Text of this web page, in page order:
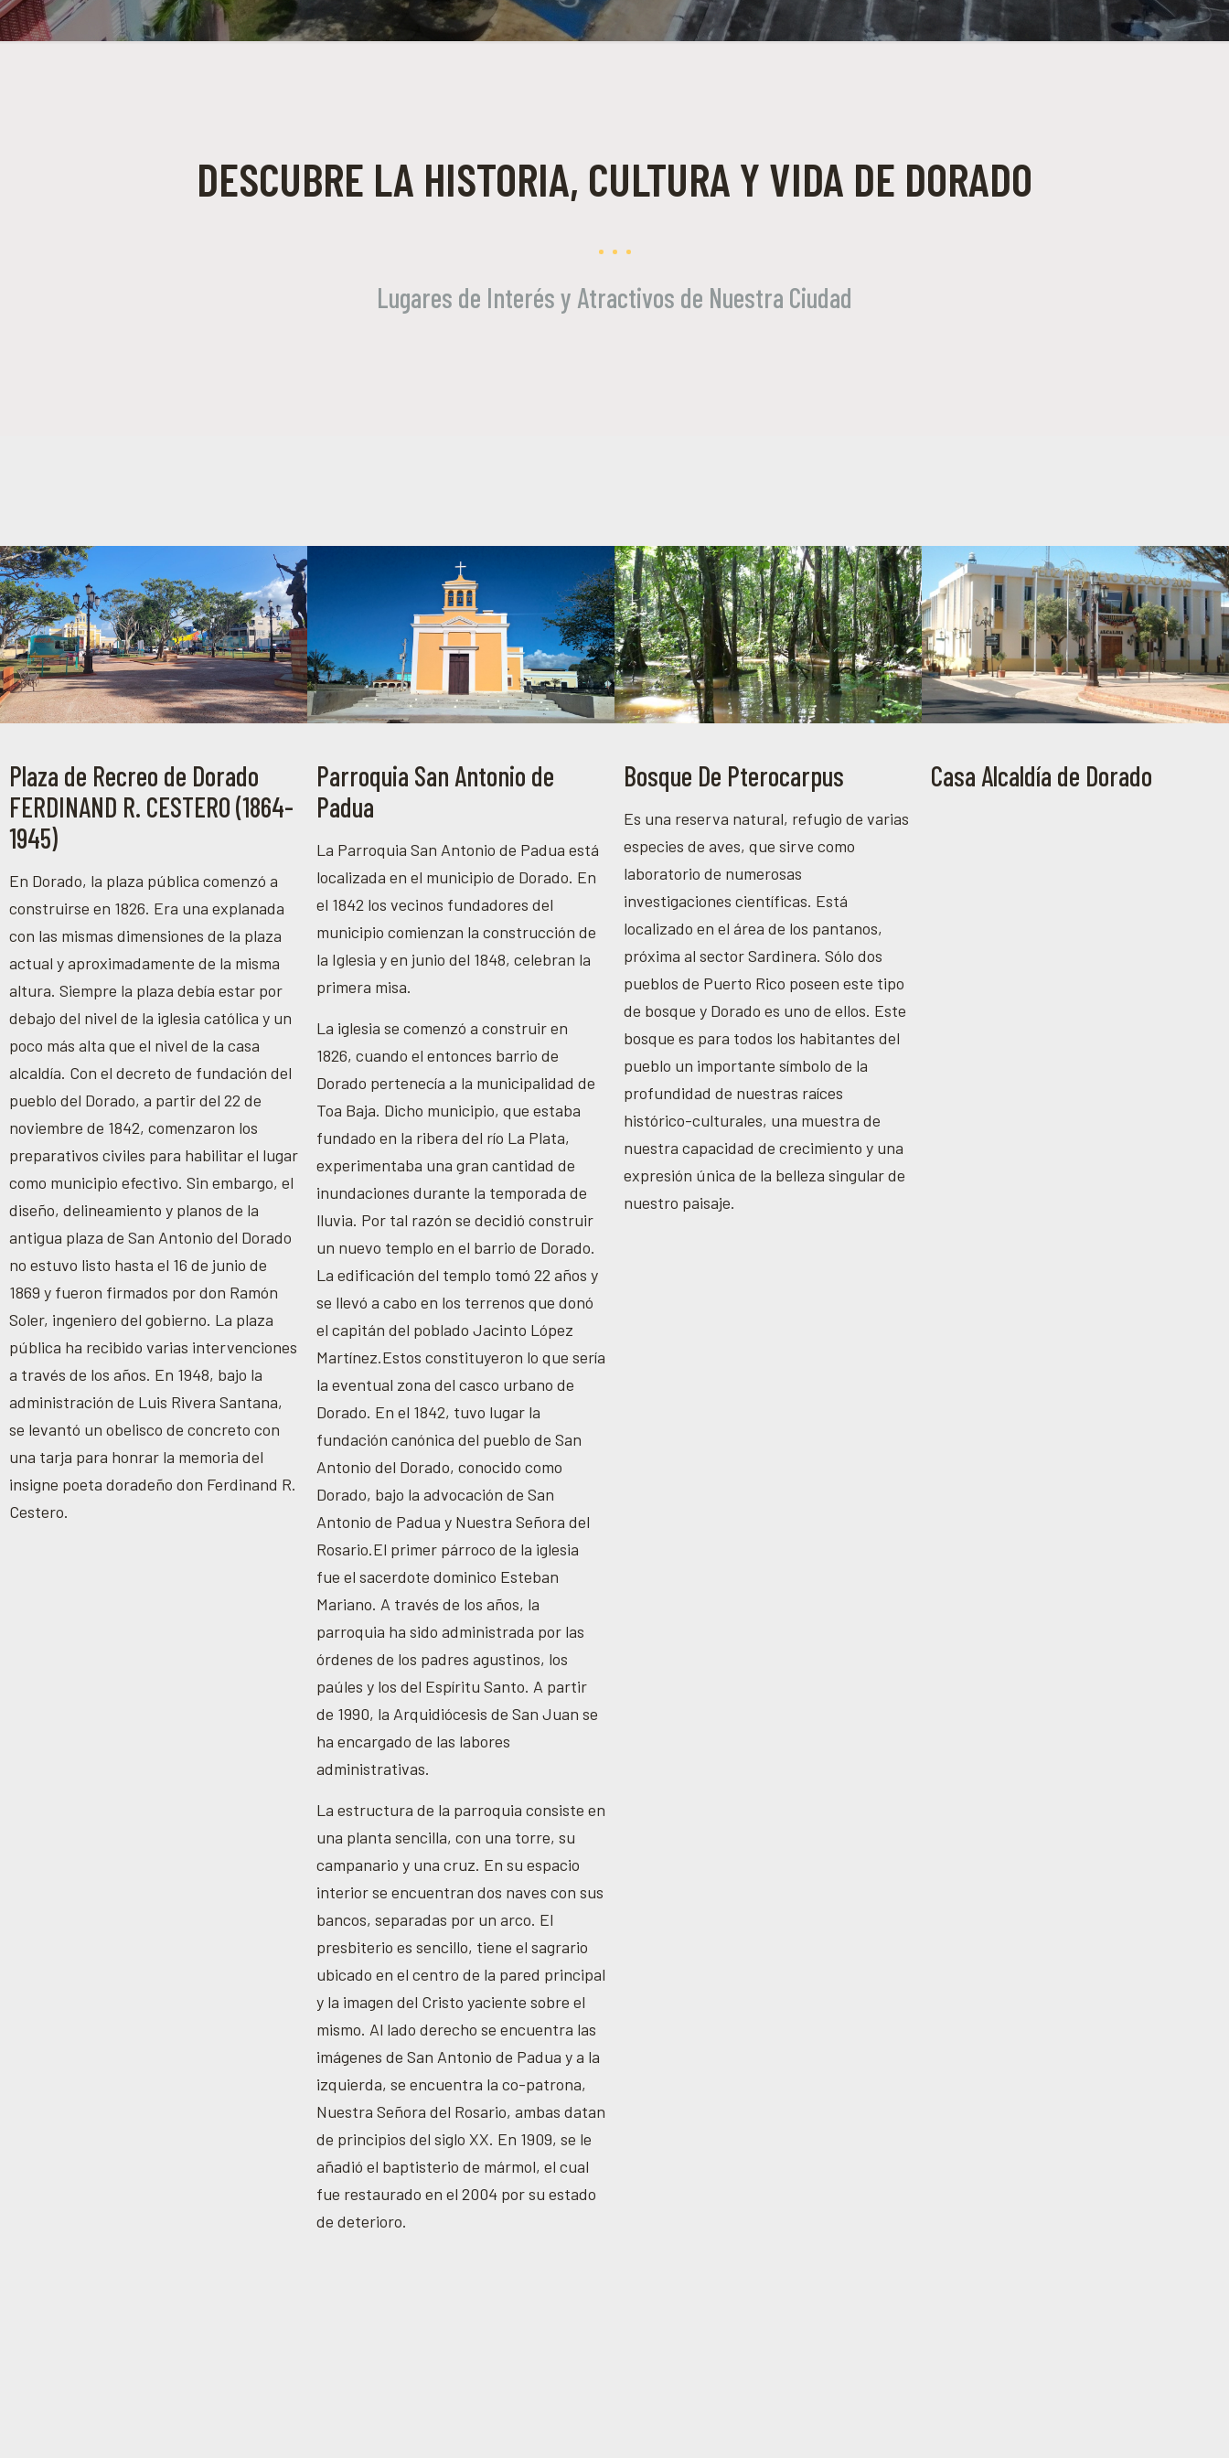
DESCUBRE LA HISTORIA, CULTURA Y VIDA DE DORADO
Lugares de Interés y Atractivos de Nuestra Ciudad
Plaza de Recreo de Dorado
FERDINAND R. CESTERO (1864-
1945)
En Dorado, la plaza pública comenzó a
construirse en 1826. Era una explanada
con las mismas dimensiones de la plaza
actual y aproximadamente de la misma
altura. Siempre la plaza debía estar por
debajo del nivel de la iglesia católica y un
poco más alta que el nivel de la casa
alcaldía. Con el decreto de fundación del
pueblo del Dorado, a partir del 22 de
noviembre de 1842, comenzaron los
preparativos civiles para habilitar el lugar
como municipio efectivo. Sin embargo, el
diseño, delineamiento y planos de la
antigua plaza de San Antonio del Dorado
no estuvo listo hasta el 16 de junio de
1869 y fueron firmados por don Ramón
Soler, ingeniero del gobierno. La plaza
pública ha recibido varias intervenciones
a través de los años. En 1948, bajo la
administración de Luis Rivera Santana,
se levantó un obelisco de concreto con
una tarja para honrar la memoria del
insigne poeta doradeño don Ferdinand R.
Cestero.
Parroquia San Antonio de
Padua
La Parroquia San Antonio de Padua está
localizada en el municipio de Dorado. En
el 1842 los vecinos fundadores del
municipio comienzan la construcción de
la Iglesia y en junio del 1848, celebran la
primera misa.
La iglesia se comenzó a construir en
1826, cuando el entonces barrio de
Dorado pertenecía a la municipalidad de
Toa Baja. Dicho municipio, que estaba
fundado en la ribera del río La Plata,
experimentaba una gran cantidad de
inundaciones durante la temporada de
lluvia. Por tal razón se decidió construir
un nuevo templo en el barrio de Dorado.
La edificación del templo tomó 22 años y
se llevó a cabo en los terrenos que donó
el capitán del poblado Jacinto López
Martínez.Estos constituyeron lo que sería
la eventual zona del casco urbano de
Dorado. En el 1842, tuvo lugar la
fundación canónica del pueblo de San
Antonio del Dorado, conocido como
Dorado, bajo la advocación de San
Antonio de Padua y Nuestra Señora del
Rosario.El primer párroco de la iglesia
fue el sacerdote dominico Esteban
Mariano. A través de los años, la
parroquia ha sido administrada por las
órdenes de los padres agustinos, los
paúles y los del Espíritu Santo. A partir
de 1990, la Arquidiócesis de San Juan se
ha encargado de las labores
administrativas.
La estructura de la parroquia consiste en
una planta sencilla, con una torre, su
campanario y una cruz. En su espacio
interior se encuentran dos naves con sus
bancos, separadas por un arco. El
presbiterio es sencillo, tiene el sagrario
ubicado en el centro de la pared principal
y la imagen del Cristo yaciente sobre el
mismo. Al lado derecho se encuentra las
imágenes de San Antonio de Padua y a la
izquierda, se encuentra la co-patrona,
Nuestra Señora del Rosario, ambas datan
de principios del siglo XX. En 1909, se le
añadió el baptisterio de mármol, el cual
fue restaurado en el 2004 por su estado
de deterioro.
Bosque De Pterocarpus
Es una reserva natural, refugio de varias
especies de aves, que sirve como
laboratorio de numerosas
investigaciones científicas. Está
localizado en el área de los pantanos,
próxima al sector Sardinera. Sólo dos
pueblos de Puerto Rico poseen este tipo
de bosque y Dorado es uno de ellos. Este
bosque es para todos los habitantes del
pueblo un importante símbolo de la
profundidad de nuestras raíces
histórico-culturales, una muestra de
nuestra capacidad de crecimiento y una
expresión única de la belleza singular de
nuestro paisaje.
Casa Alcaldía de Dorado